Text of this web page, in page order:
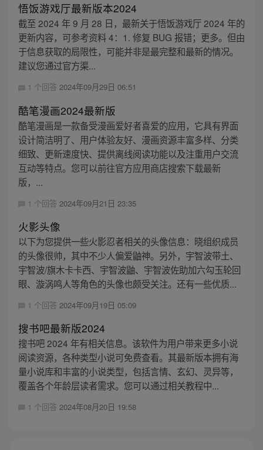
悟饭游戏厅最新版本2024
截至 2024 年 9 月 28 日，最新关于悟饭游戏厅 2024 年的
更新内容，可参考资料 4：1. 修复 BUG 报错；更多。但由
于信息获取的局限性，可能并非是最完整和最新的情况。
建议您通过官方渠...
1 个回答 2024年09月29日 06:51
酷笔漫画2024最新版
酷笔漫画是一款备受漫画爱好者喜爱的应用，它具有界面
设计简洁明了、用户体验友好、漫画资源丰富多样、分类
细致、更新速度快、提供离线阅读功能以及注重用户交流
互动等特点。您可以前往官方应用商店搜索下载最新
版，...
1 个回答 2024年09月21日 23:35
火影头像
以下为您提供一些火影忍者相关的头像信息：晓组织成员
的头像很帅，其中不少人偏爱鼬神。另外，宇智波带土、
宇智波/旗木卡卡西、宇智波鼬、宇智波佐助加六勾玉轮回
眼、漩涡鸣人等角色的头像也颇受关注。还有一些优质...
1 个回答 2024年09月19日 05:09
搜书吧最新版2024
搜书吧 2024 年有相关信息。该软件为用户带来更多小说
阅读资源，各种类型小说可免费查看。其最新版本拥有海
量小说库和丰富的小说类型，包括言情、玄幻、灵异等，
覆盖各个年龄层读者需求。您可以通过相关教程中...
1 个回答 2024年08月20日 19:58